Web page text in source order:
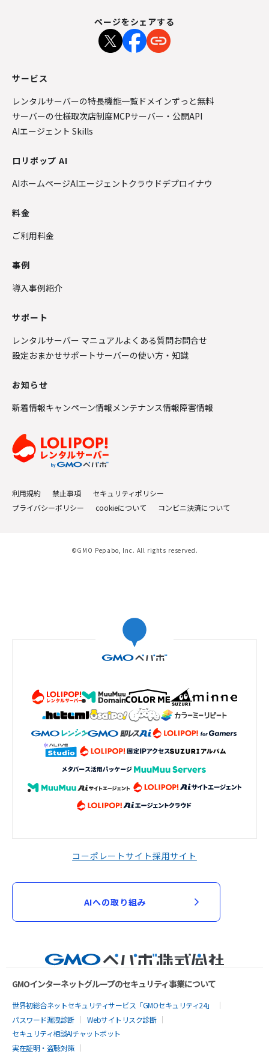
ページをシェアする
サービス
レンタルサーバーの特長機能一覧 ドメインずっと無料
サーバーの仕様取次店制度MCPサーバー・公開API
AIエージェント Skills
ロリポップ AI
AIホームページAIエージェントクラウドデプロイナウ
料金
ご利用料金
事例
導入事例紹介
サポート
レンタルサーバー マニュアルよくある質問お問合せ
設定おまかせサポートサーバーの使い方・知識
お知らせ
新着情報キャンペーン情報メンテナンス情報障害情報
利用規約 禁止事項
セキュリティポリシー
プライバシーポリシー
cookieについて コンビニ決済について
©GMO Pepabo, Inc. All rights reserved.
コーポレートサイト採用サイト
AIへの取り組み
GMOインターネットグループのセキュリティ事業について
世界初総合ネットセキュリティサービス「GMOセキュリティ24」
パスワード漏洩診断
Webサイトリスク診断
セキュリティ相談AIチャットボット
実在証明・盗聴対策